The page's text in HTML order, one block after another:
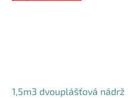
1,5m3 dvouplášťová nádrž